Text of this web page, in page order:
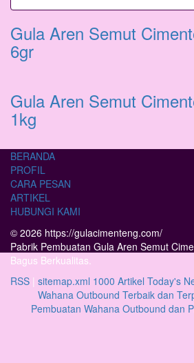
Gula Aren Semut
6gr
Gula Aren Semut
1kg
BERANDA
PROFIL
CARA PESAN
ARTIKEL
HUBUNGI KAMI
© 2026 https://gulacimenteng.com/
Pabrik Pembuatan Gula Aren Semut
Bagus Berkualitas.
RSS | sitemap.xml 1000 Artikel Today's
Wahana Outbound Terbaik dan
Pembuatan Wahana Outbound dan